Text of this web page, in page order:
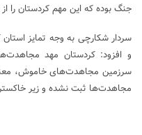
جنگ بوده که این مهم کردستان را
سردار شکارچی به وجه تمایز
و افزود: کردستان مهد
سرزمین مجاهدت‌های خاموش،
مجاهدت‌ها ثبت نشده و زیر